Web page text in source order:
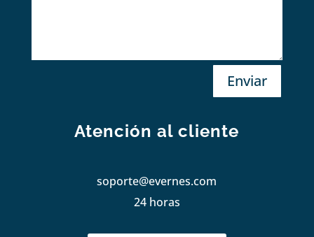
Enviar
Atención al cliente
soporte@evernes.com
24 horas